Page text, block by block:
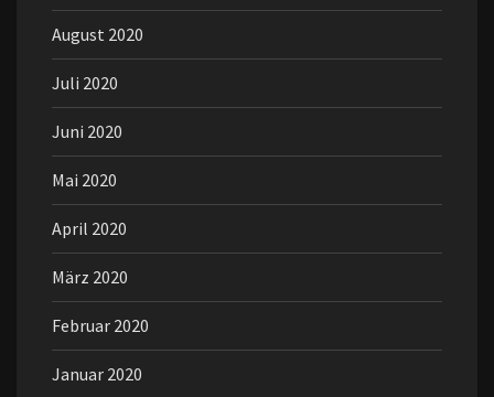
August 2020
Juli 2020
Juni 2020
Mai 2020
April 2020
März 2020
Februar 2020
Januar 2020